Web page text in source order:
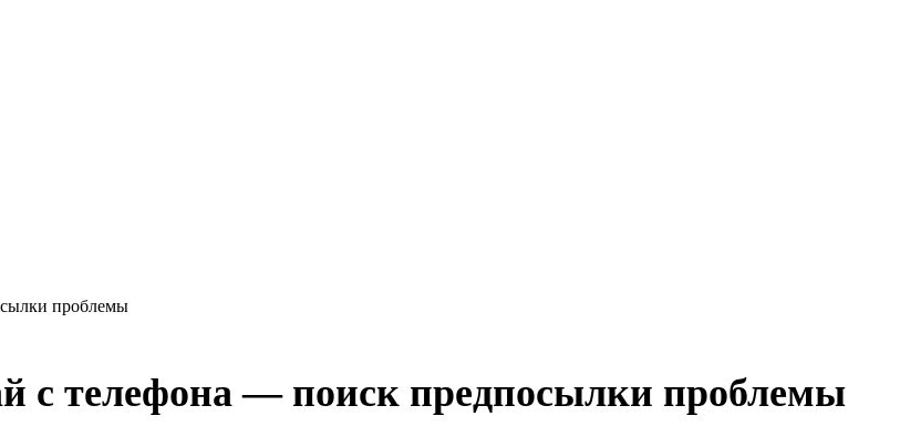
проблемы
с телефона — поиск предпосылки проблемы